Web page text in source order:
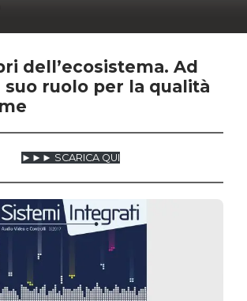
dell’ecosistema. Ad
ruolo per la qualità
►►► SCARICA QUI